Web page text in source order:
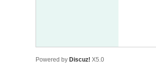
Powered by Discuz! X5.0